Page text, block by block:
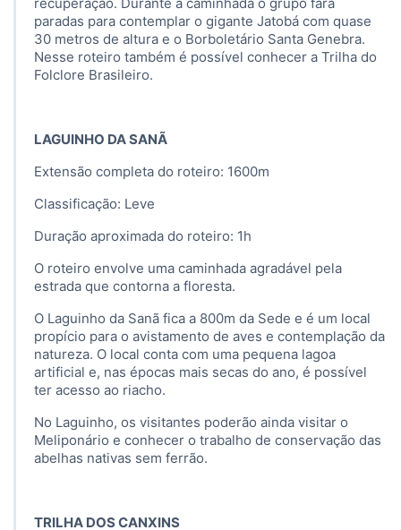
paradas para contemplar o gigante Jatobá com quase
30 metros de altura e o Borboletário Santa Genebra.
Nesse roteiro também é possível conhecer a Trilha do
Folclore Brasileiro.
LAGUINHO DA SANÃ
Extensão completa do roteiro: 1600m
Classificação: Leve
Duração aproximada do roteiro: 1h
O roteiro envolve uma caminhada agradável pela
estrada que contorna a floresta.
O Laguinho da Sanã fica a 800m da Sede e é um local
propício para o avistamento de aves e contemplação da
natureza. O local conta com uma pequena lagoa
artificial e, nas épocas mais secas do ano, é possível
ter acesso ao riacho.
No Laguinho, os visitantes poderão ainda visitar o
Meliponário e conhecer o trabalho de conservação das
abelhas nativas sem ferrão.
TRILHA DOS CANXINS